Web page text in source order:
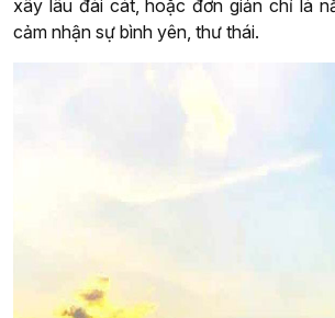
xây lâu đài cát, hoặc đơn giản chỉ là
cảm nhận sự bình yên, thư thái.